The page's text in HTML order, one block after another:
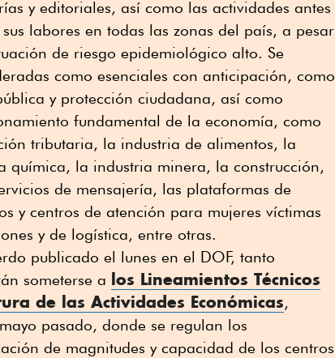
y editoriales, así como las actividades antes
labores en todas las zonas del país, a pesar
de riesgo epidemiológico alto. Se
como esenciales con anticipación, como
y protección ciudadana, así como
fundamental de la economía, como
tributaria, la industria de alimentos, la
química, la industria minera, la construcción,
de mensajería, las plataformas de
y centros de atención para mujeres víctimas
y de logística, entre otras.
publicado el lunes en el DOF, tanto
someterse a los Lineamientos Técnicos
de las Actividades Económicas,
pasado, donde se regulan los
de magnitudes y capacidad de los centros